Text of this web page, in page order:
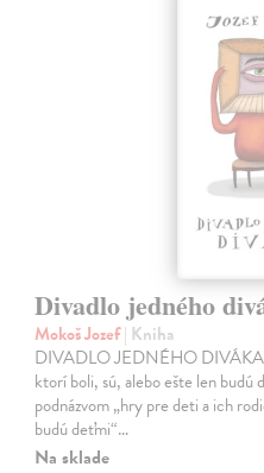
Divadlo jedného
Mokoš Jozef| Kniha
DIVADLO JEDNÉHO DIVÁKA
ktorí boli, sú, alebo ešte len budú
podnázvom „hry pre deti a ich
budú deťmi“…
Na sklade